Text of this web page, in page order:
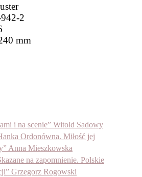
2
mm
i na scenie” Witold Sadowy
Ordonówna. Miłość jej
Anna Mieszkowska
na zapomnienie. Polskie
Grzegorz Rogowski